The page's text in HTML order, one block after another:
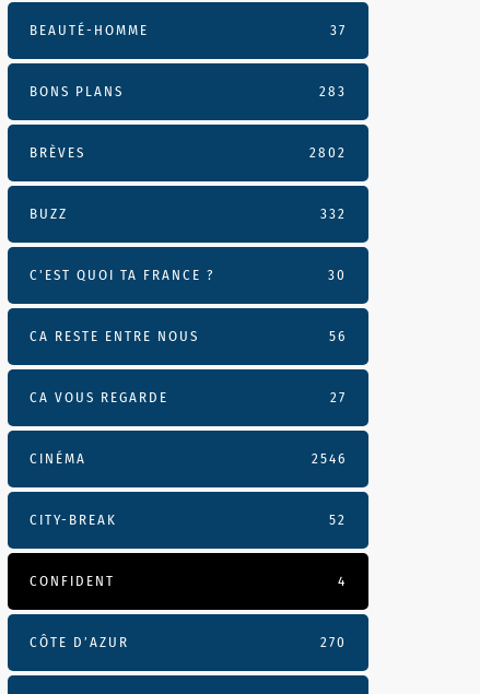
BEAUTÉ-HOMME 37
BONS PLANS 283
BRÈVES 2802
BUZZ 332
C'EST QUOI TA FRANCE ? 30
CA RESTE ENTRE NOUS 56
CA VOUS REGARDE 27
CINÉMA 2546
CITY-BREAK 52
CONFIDENT 4
CÔTE D’AZUR 270